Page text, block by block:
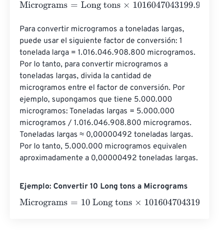
Micrograms=Long tons ×1016047043199.982
Para convertir microgramos a toneladas largas,
puede usar el siguiente factor de conversión: 1
tonelada larga = 1.016.046.908.800 microgramos.
Por lo tanto, para convertir microgramos a
toneladas largas, divida la cantidad de
microgramos entre el factor de conversión. Por
ejemplo, supongamos que tiene 5.000.000
microgramos: Toneladas largas = 5.000.000
microgramos / 1.016.046.908.800 microgramos.
Toneladas largas ≈ 0,00000492 toneladas largas.
Por lo tanto, 5.000.000 microgramos equivalen
aproximadamente a 0,00000492 toneladas largas.
Ejemplo: Convertir 10 Long tons a Micrograms
Micrograms=10 Long tons×1016047043199.982=